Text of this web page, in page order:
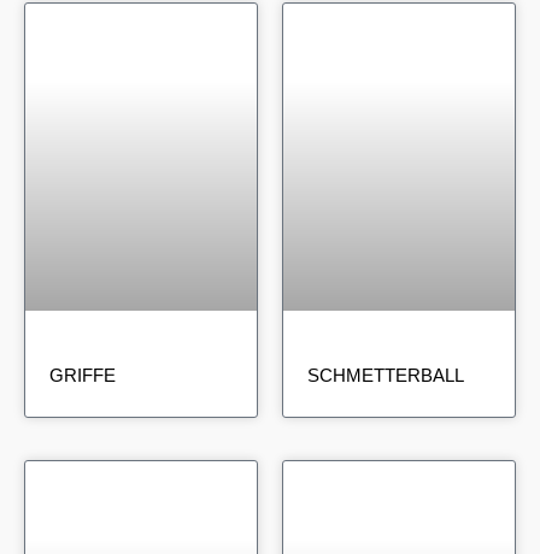
GRIFFE SCHMETTERBALL